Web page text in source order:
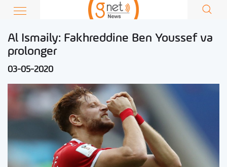
Al Ismaily: Fakhreddine Ben Youssef va
prolonger
03-05-2020